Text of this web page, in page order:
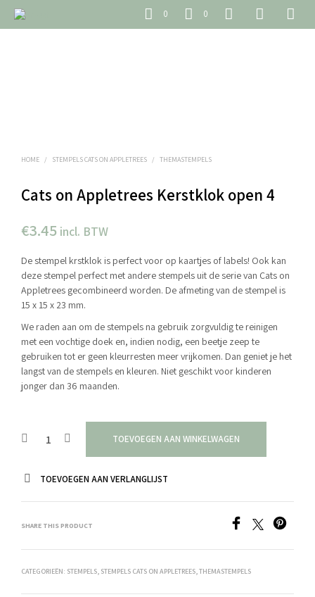
0 0
HOME / STEMPELS CATS ON APPLETREES / THEMASTEMPELS
Cats on Appletrees Kerstklok open 4
€3.45 incl. BTW
De stempel krstklok is perfect voor op kaartjes of labels! Ook kan
deze stempel perfect met andere stempels uit de serie van Cats on
Appletrees gecombineerd worden. De afmeting van de stempel is
15 x 15 x 23 mm.
We raden aan om de stempels na gebruik zorgvuldig te reinigen
met een vochtige doek en, indien nodig, een beetje zeep te
gebruiken tot er geen kleurresten meer vrijkomen. Dan geniet je het
langst van de stempels en kleuren. Niet geschikt voor kinderen
jonger dan 36 maanden.
TOEVOEGEN AAN WINKELWAGEN
TOEVOEGEN AAN VERLANGLIJST
SHARE THIS PRODUCT
CATEGORIEËN: STEMPELS, STEMPELS CATS ON APPLETREES,THEMASTEMPELS